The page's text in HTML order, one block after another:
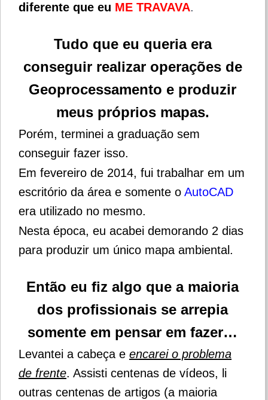
diferente que eu ME TRAVAVA.
Tudo que eu queria era
conseguir realizar operações de
Geoprocessamento e produzir
meus próprios mapas.
Porém, terminei a graduação sem
conseguir fazer isso.
Em fevereiro de 2014, fui trabalhar em um
escritório da área e somente o AutoCAD
era utilizado no mesmo.
Nesta época, eu acabei demorando 2 dias
para produzir um único mapa ambiental.
Então eu fiz algo que a maioria
dos profissionais se arrepia
somente em pensar em fazer…
Levantei a cabeça e encarei o problema
de frente. Assisti centenas de vídeos, li
outras centenas de artigos (a maioria